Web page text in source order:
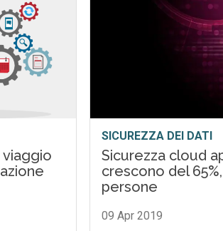
SICUREZZA DEI DATI
Sicurezza cloud
crescono del
persone
09 Apr 2019